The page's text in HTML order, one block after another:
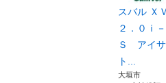
スバル ＸＶ
２．０ｉ－
Ｓ アイサ
ト...
大垣市